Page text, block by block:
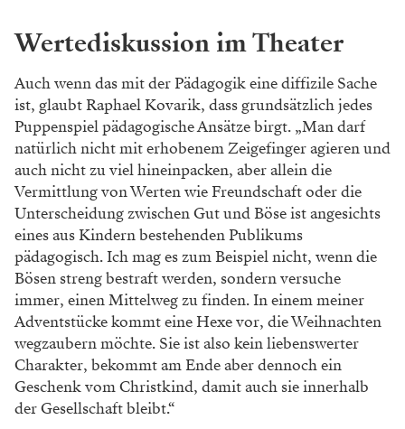
Wertediskussion im Theater
Auch wenn das mit der Pädagogik eine diffizile Sache
ist, glaubt Raphael Kovarik, dass grundsätzlich jedes
Puppenspiel pädagogische Ansätze birgt. „Man darf
natürlich nicht mit erhobenem Zeigefinger agieren und
auch nicht zu viel hineinpacken, aber allein die
Vermittlung von Werten wie Freundschaft oder die
Unterscheidung zwischen Gut und Böse ist angesichts
eines aus Kindern bestehenden Publikums
pädagogisch. Ich mag es zum Beispiel nicht, wenn die
Bösen streng bestraft werden, sondern versuche
immer, einen Mittelweg zu finden. In einem meiner
Adventstücke kommt eine Hexe vor, die Weihnachten
wegzaubern möchte. Sie ist also kein liebenswerter
Charakter, bekommt am Ende aber dennoch ein
Geschenk vom Christkind, damit auch sie innerhalb
der Gesellschaft bleibt.“